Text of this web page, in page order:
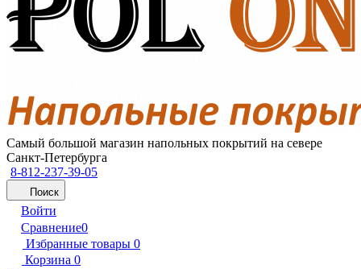
Самый большой магазин напольных покрытий на севере
Санкт-Петербурга
8-812-237-39-05
Поиск
Войти
Сравнение0
Избранные товары 0
Корзина 0